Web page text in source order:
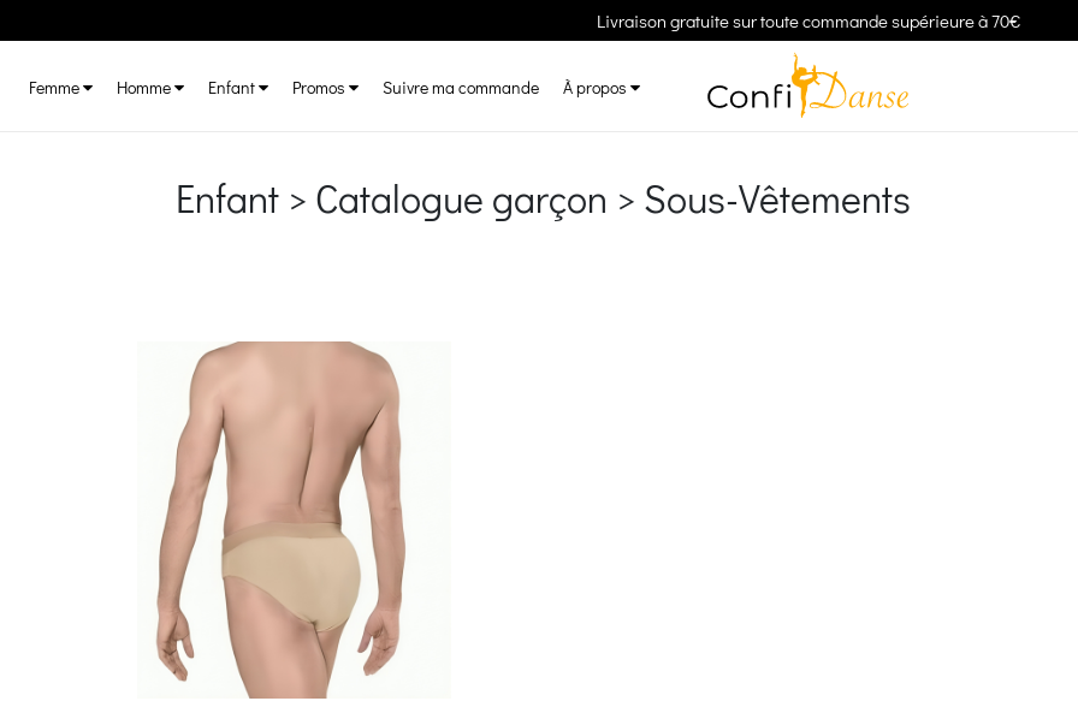
Livraison gratuite sur toute commande supérieure à 70€
Femme Homme Enfant Promos Suivre ma commande À propos
Enfant > Catalogue garçon > Sous-Vêtements